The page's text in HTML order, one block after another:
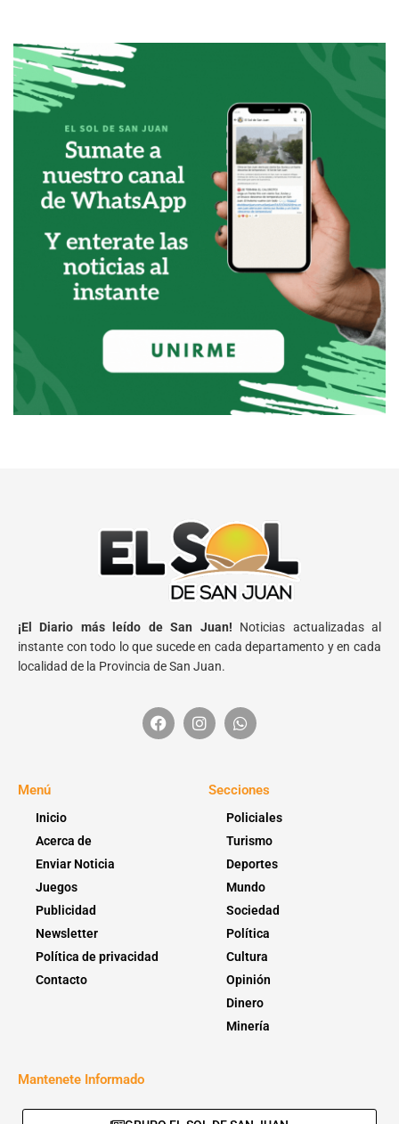
¡El Diario más leído de San Juan! Noticias actualizadas al
instante con todo lo que sucede en cada departamento y en cada
localidad de la Provincia de San Juan.
Menú
Inicio
Acerca de
Enviar Noticia
Juegos
Publicidad
Newsletter
Política de privacidad
Contacto
Secciones
Policiales
Turismo
Deportes
Mundo
Sociedad
Política
Cultura
Opinión
Dinero
Minería
Mantenete Informado